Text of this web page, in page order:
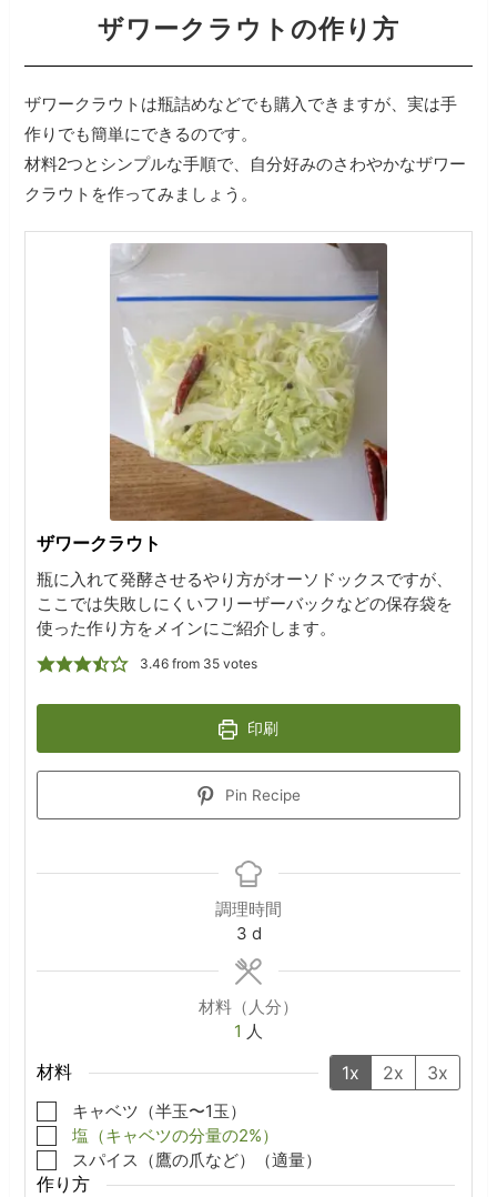
ザワークラウトの作り方
ザワークラウトは瓶詰めなどでも購入できますが、実は手
作りでも簡単にできるのです。
材料2つとシンプルな手順で、自分好みのさわやかなザワー
クラウトを作ってみましょう。
ザワークラウト
瓶に入れて発酵させるやり方がオーソドックスですが、
ここでは失敗しにくいフリーザーバックなどの保存袋を
使った作り方をメインにご紹介します。
3.46from 35votes
印刷
Pin Recipe
調理時間
3days
d
材料（人分）
1 人
材料 1x 2x 3x
▢
キャベツ（半玉〜1玉）
▢
塩（キャベツの分量の2%）
▢
スパイス（鷹の爪など）（適量）
作り方